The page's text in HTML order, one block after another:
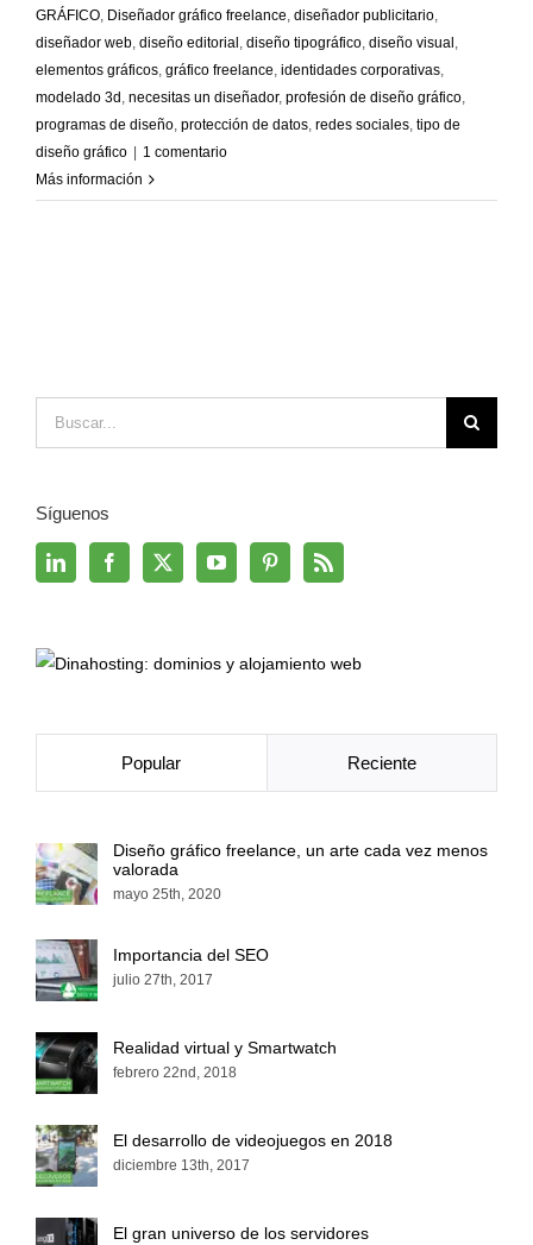
GRÁFICO, Diseñador gráfico freelance, diseñador publicitario,
diseñador web, diseño editorial, diseño tipográfico, diseño visual,
elementos gráficos, gráfico freelance, identidades corporativas,
modelado 3d, necesitas un diseñador, profesión de diseño gráfico,
programas de diseño, protección de datos, redes sociales, tipo de
diseño gráfico | 1 comentario
Más información
Síguenos
Popular Reciente
Diseño gráfico freelance, un arte cada vez menos
valorada
mayo 25th, 2020
Importancia del SEO
julio 27th, 2017
Realidad virtual y Smartwatch
febrero 22nd, 2018
El desarrollo de videojuegos en 2018
diciembre 13th, 2017
El gran universo de los servidores